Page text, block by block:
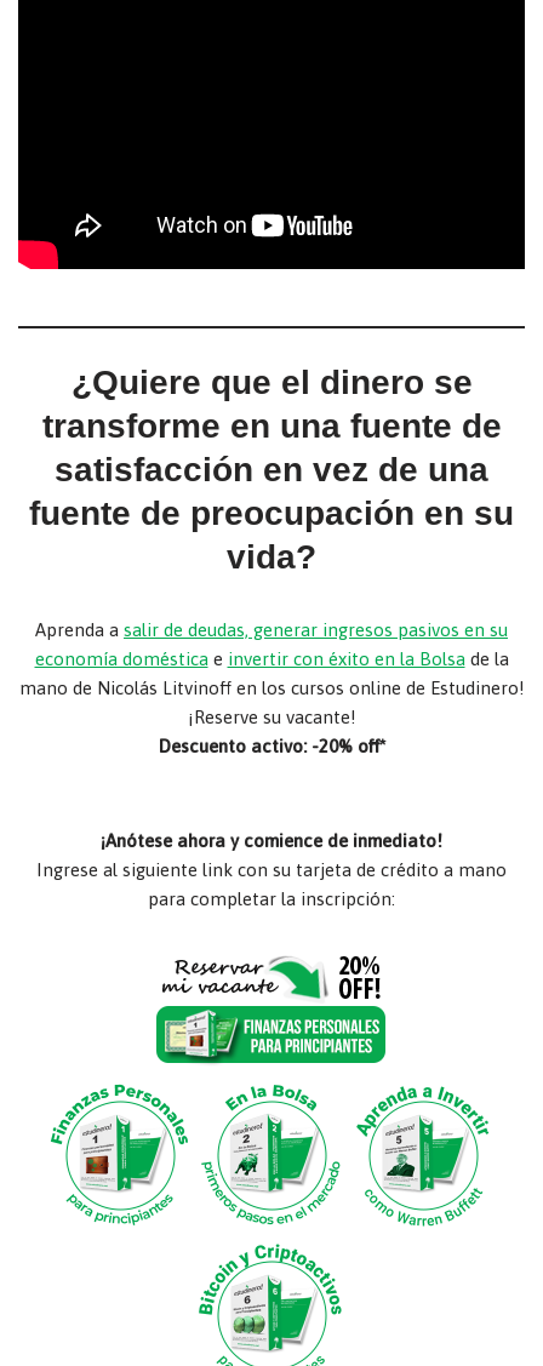
¿Quiere que el dinero se
transforme en una fuente de
satisfacción en vez de una
fuente de preocupación en su
vida?
Aprenda a salir de deudas, generar ingresos pasivos en su
economía doméstica e invertir con éxito en la Bolsa de la
mano de Nicolás Litvinoff en los cursos online de Estudinero!
¡Reserve su vacante!
Descuento activo: -20% off*
¡Anótese ahora y comience de inmediato!
Ingrese al siguiente link con su tarjeta de crédito a mano
para completar la inscripción: